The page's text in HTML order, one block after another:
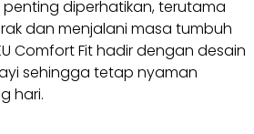
diperhatikan, terutama
dan menjalani masa tumbuh
Comfort Fit hadir dengan desain
sehingga tetap nyaman
hari.